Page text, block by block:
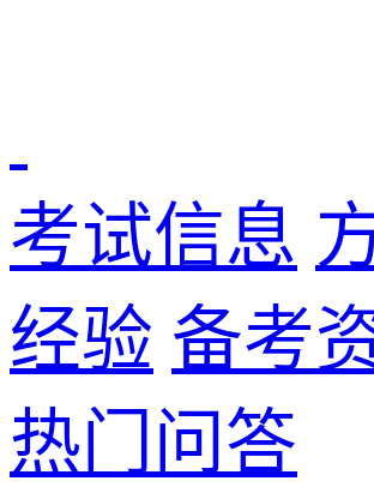
考试信息
经验 备考
热门问答